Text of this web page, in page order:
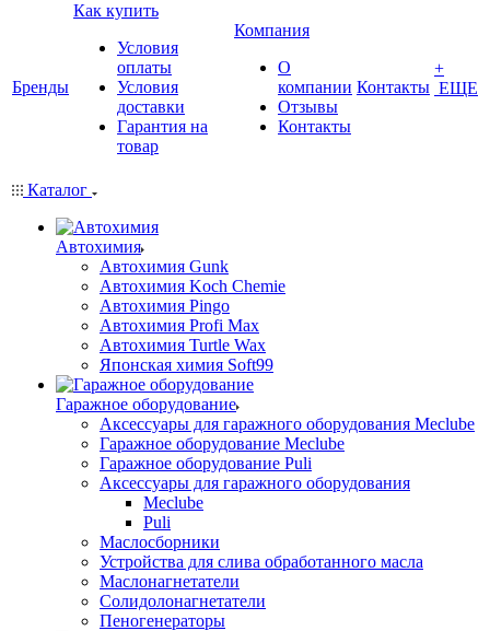
Бренды
Как купить
Условия
оплаты
Условия
доставки
Гарантия на
товар
Компания
О
компании
Отзывы
Контакты
Контакты
+
ЕЩЕ
Каталог
Автохимия
Автохимия Gunk
Автохимия Koch Chemie
Автохимия Pingo
Автохимия Profi Max
Автохимия Turtle Wax
Японская химия Soft99
Гаражное оборудование
Аксессуары для гаражного оборудования Meclube
Гаражное оборудование Meclube
Гаражное оборудование Puli
Аксессуары для гаражного оборудования
Meclube
Puli
Маслосборники
Устройства для слива обработанного масла
Маслонагнетатели
Солидолонагнетатели
Пеногенераторы